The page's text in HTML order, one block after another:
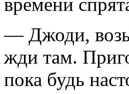
— Джоди,
жди там.
пока будь